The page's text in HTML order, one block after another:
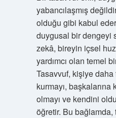
yabancılaşmış
olduğu gibi kabul
duygusal bir dengeyi
zekâ, bireyin içsel
yardımcı olan temel
Tasavvuf, kişiye
kurmayı, başkalarına
olmayı ve kendini
öğretir. Bu